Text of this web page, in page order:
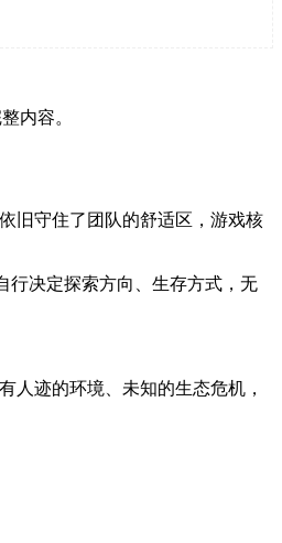
内容。
旧守住了团队的舒适区，游戏核
行决定探索方向、生存方式，无
人迹的环境、未知的生态危机，